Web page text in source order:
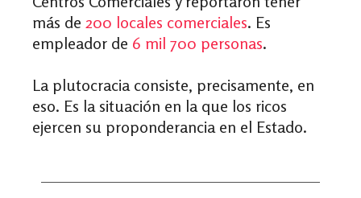
más de 200 locales comerciales. Es
empleador de 6 mil 700 personas.
La plutocracia consiste, precisamente, en
eso. Es la situación en la que los ricos
ejercen su proponderancia en el Estado.